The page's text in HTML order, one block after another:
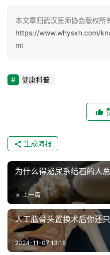
本文章归武汉医师协会版权所
https://www.whysxh.com/
ml
健康科普
生成海报
为什么得泌尿系结石的人总
上一篇
人工肱骨头置换术后你还
2024-11-07 13:18